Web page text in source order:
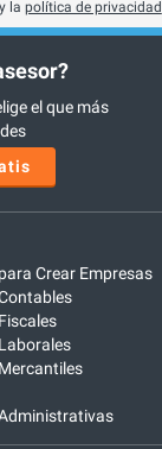
la política de privacidad
el que más
Crear Empresas